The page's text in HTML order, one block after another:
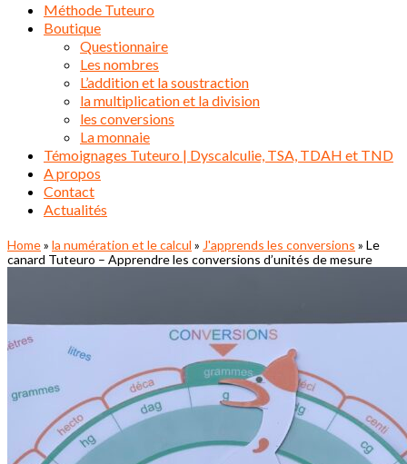
Méthode Tuteuro
Boutique
Questionnaire
Les nombres
L’addition et la soustraction
la multiplication et la division
les conversions
La monnaie
Témoignages Tuteuro | Dyscalculie, TSA, TDAH et TND
A propos
Contact
Actualités
Home» la numération et le calcul » J'apprends les conversions » Le
canard Tuteuro – Apprendre les conversions d’unités de mesure